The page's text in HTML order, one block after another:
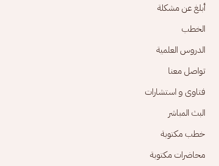
أبلغ عن مشكلة
الخطب
الدروس العلمية
تواصل معنا
فتاوى و استشارات
البث المباشر
خطب مكتوبة
محاضرات مكتوبة